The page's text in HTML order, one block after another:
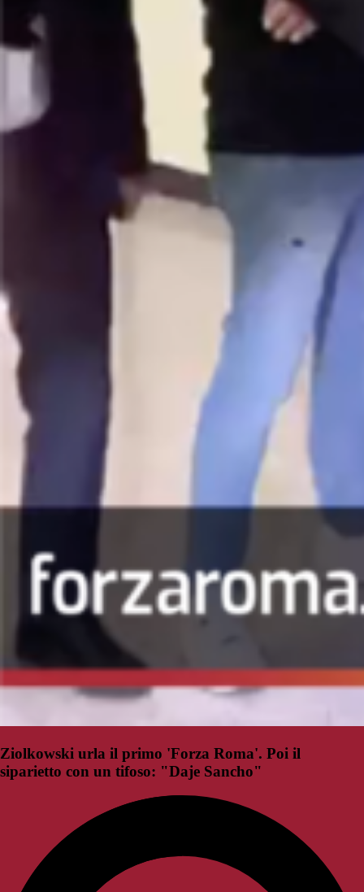
Ziolkowski urla il primo 'Forza Roma'. Poi il
siparietto con un tifoso: "Daje Sancho"